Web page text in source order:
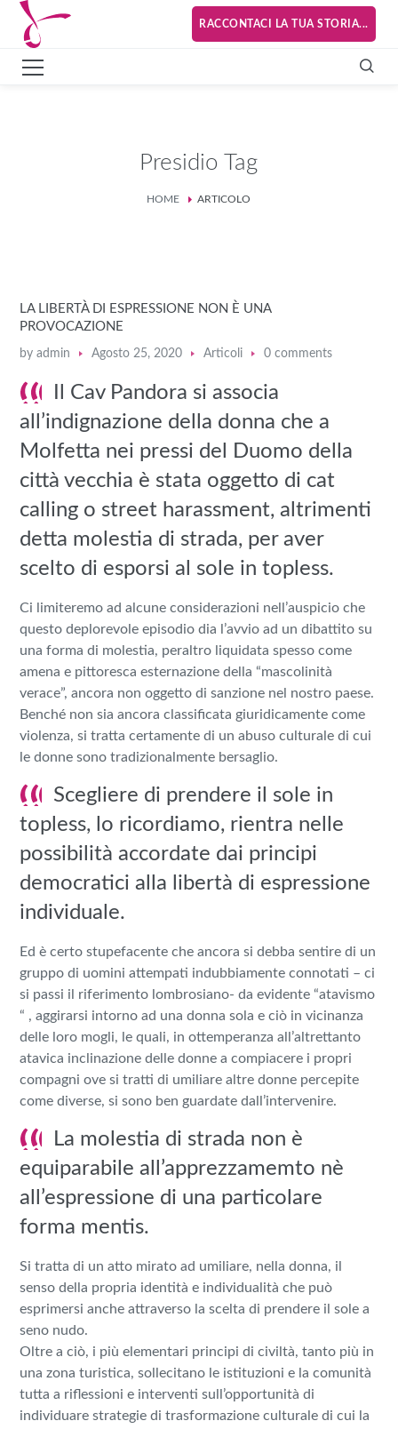
RACCONTACI LA TUA STORIA...
Presidio Tag
HOME ARTICOLO
LA LIBERTÀ DI ESPRESSIONE NON È UNA
PROVOCAZIONE
byadmin Agosto 25, 2020 Articoli 0 comments
Il Cav Pandora si associa
all’indignazione della donna che a
Molfetta nei pressi del Duomo della
città vecchia è stata oggetto di cat
calling o street harassment, altrimenti
detta molestia di strada, per aver
scelto di esporsi al sole in topless.
Ci limiteremo ad alcune considerazioni nell’auspicio che
questo deplorevole episodio dia l’avvio ad un dibattito su
una forma di molestia, peraltro liquidata spesso come
amena e pittoresca esternazione della “mascolinità
verace”, ancora non oggetto di sanzione nel nostro paese.
Benché non sia ancora classificata giuridicamente come
violenza, si tratta certamente di un abuso culturale di cui
le donne sono tradizionalmente bersaglio.
Scegliere di prendere il sole in
topless, lo ricordiamo, rientra nelle
possibilità accordate dai principi
democratici alla libertà di espressione
individuale.
Ed è certo stupefacente che ancora si debba sentire di un
gruppo di uomini attempati indubbiamente connotati – ci
si passi il riferimento lombrosiano- da evidente “atavismo
“ , aggirarsi intorno ad una donna sola e ciò in vicinanza
delle loro mogli, le quali, in ottemperanza all’altrettanto
atavica inclinazione delle donne a compiacere i propri
compagni ove si tratti di umiliare altre donne percepite
come diverse, si sono ben guardate dall’intervenire.
La molestia di strada non è
equiparabile all’apprezzamemto nè
all’espressione di una particolare
forma mentis.
Si tratta di un atto mirato ad umiliare, nella donna, il
senso della propria identità e individualità che può
esprimersi anche attraverso la scelta di prendere il sole a
seno nudo.
Oltre a ciò, i più elementari principi di civiltà, tanto più in
una zona turistica, sollecitano le istituzioni e la comunità
tutta a riflessioni e interventi sull’opportunità di
individuare strategie di trasformazione culturale di cui la